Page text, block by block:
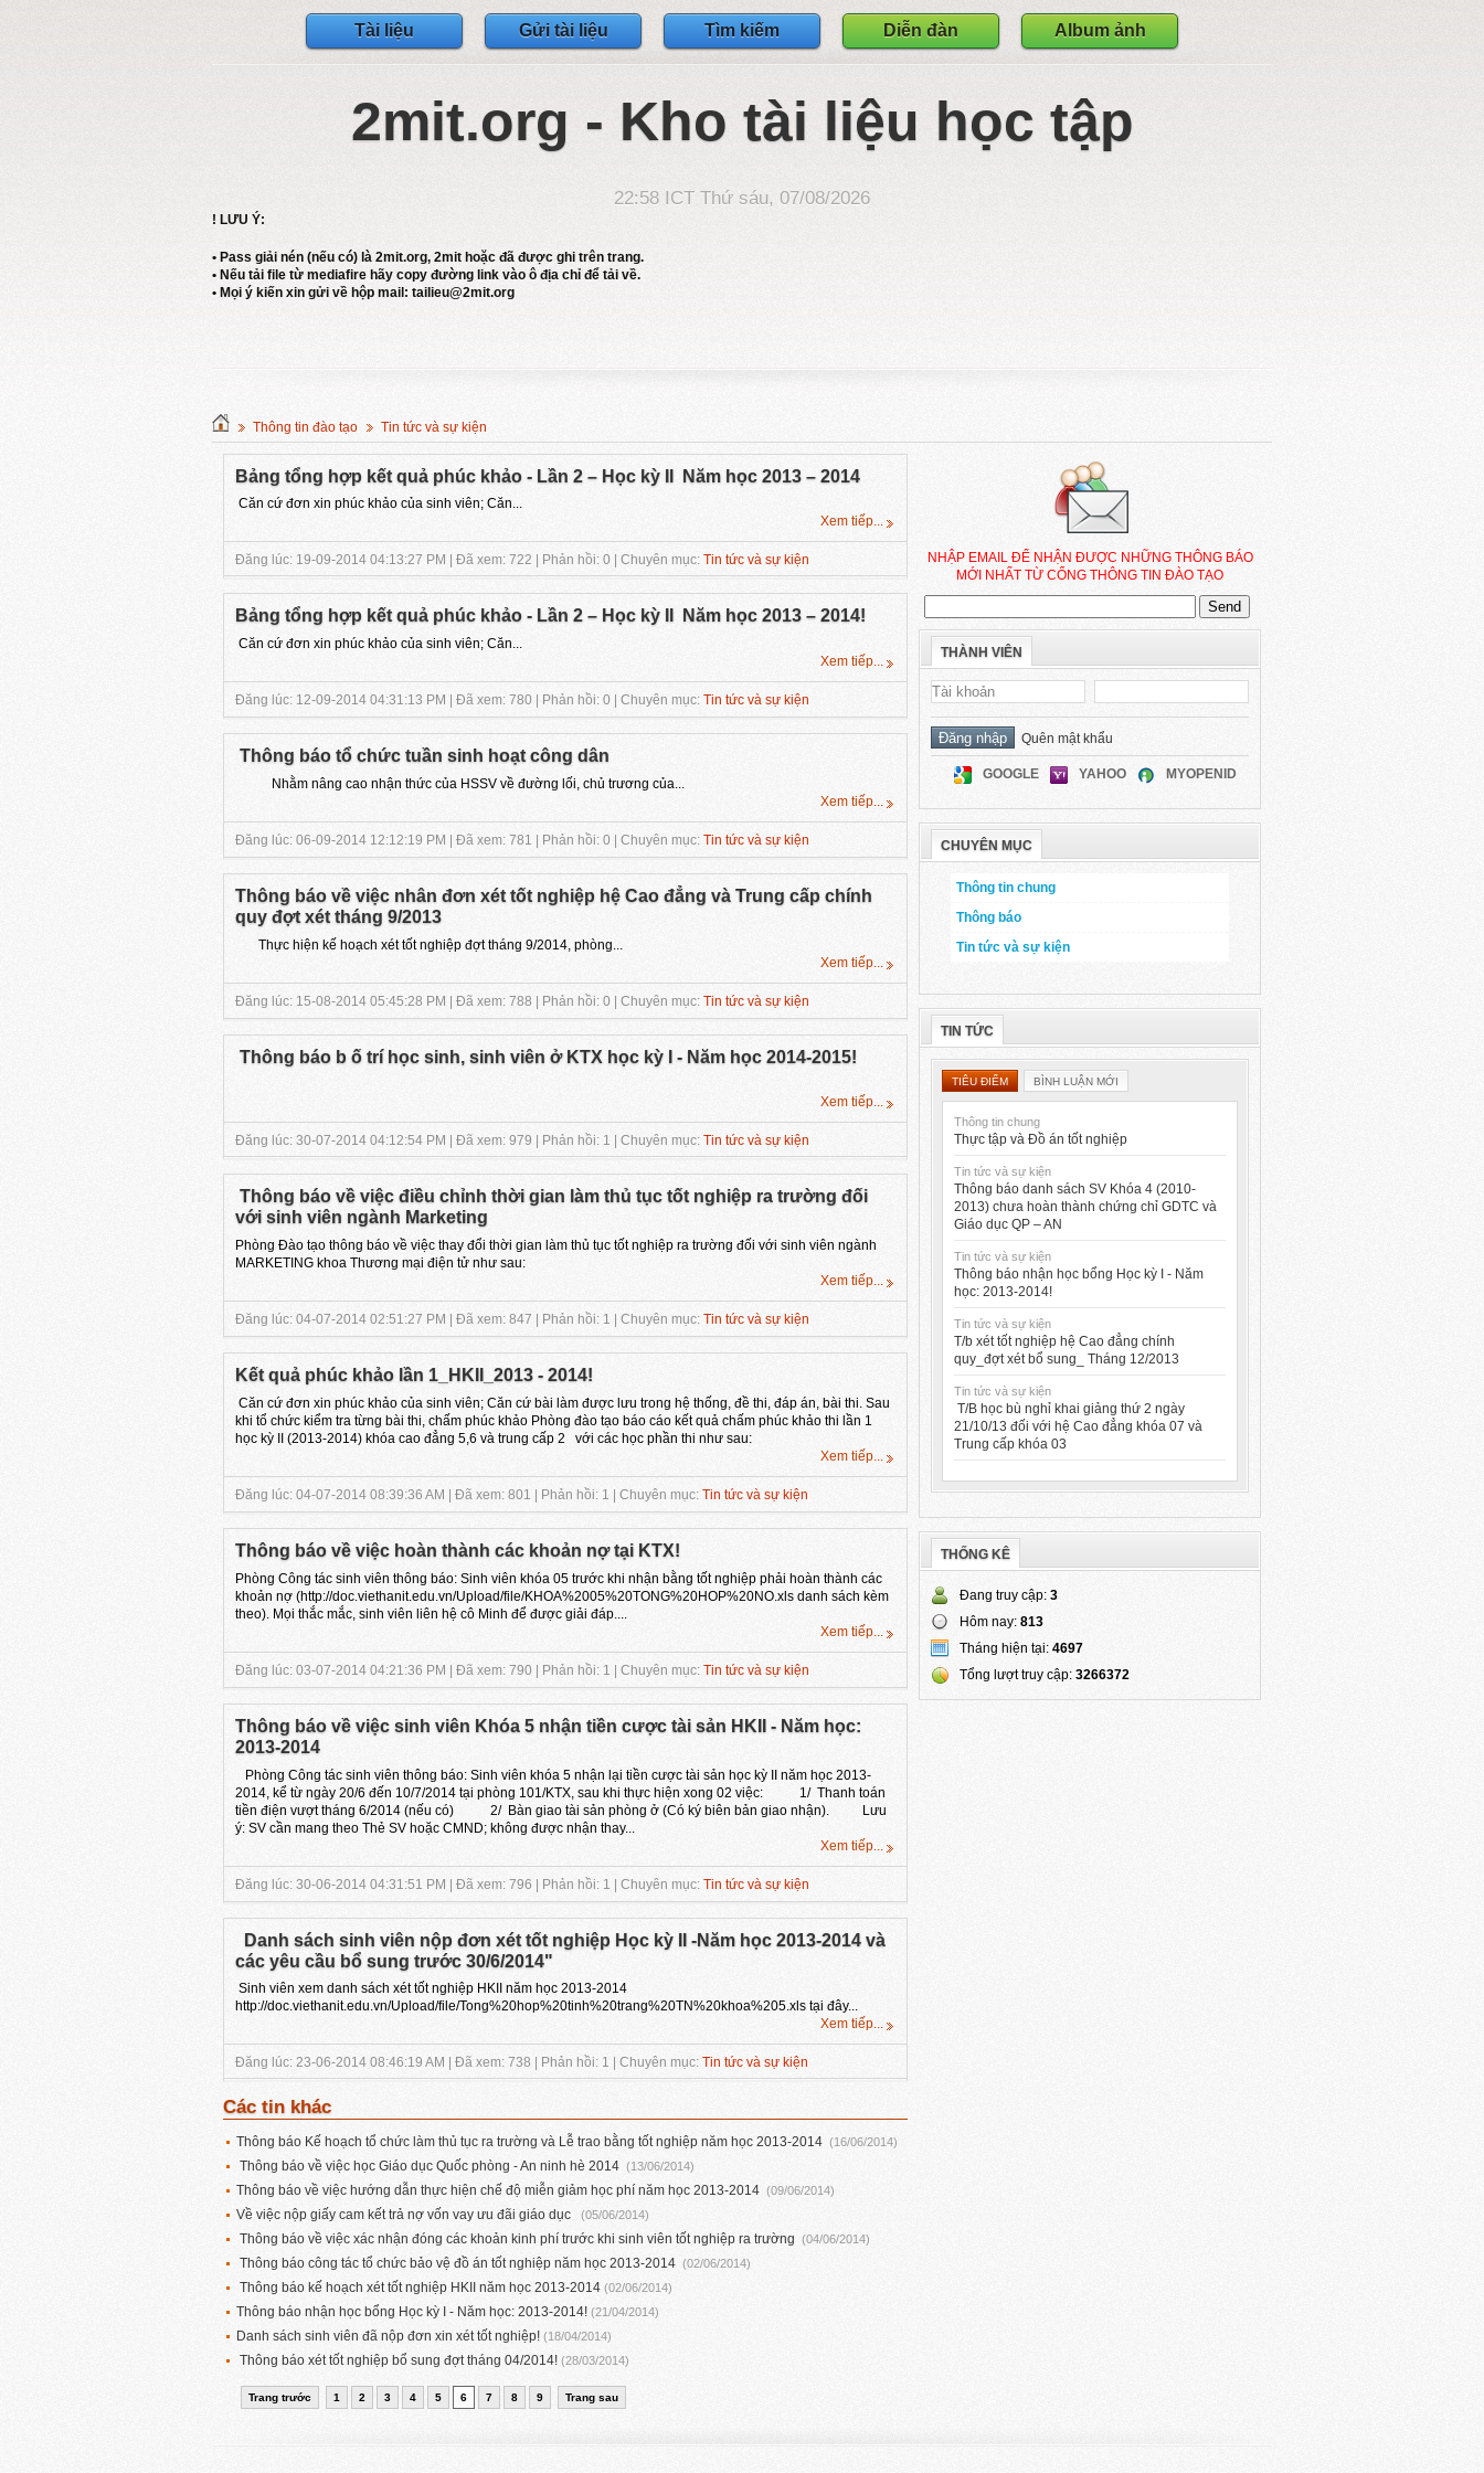
Tài liệu Gửi tài liệu Tìm kiếm Diễn đàn Album ảnh
2mit.org - Kho tài liệu học tập
22:58 ICT Thứ sáu, 07/08/2026
! LƯU Ý:
• Pass giải nén (nếu có) là 2mit.org, 2mit hoặc đã được ghi trên trang.
• Nếu tải file từ mediafire hãy copy đường link vào ô địa chỉ để tải về.
• Mọi ý kiến xin gửi về hộp mail: tailieu@2mit.org
Thông tin đào tạo Tin tức và sự kiện
Bảng tổng hợp kết quả phúc khảo - Lần 2 – Học kỳ II Năm học 2013 – 2014
Căn cứ đơn xin phúc khảo của sinh viên; Căn...
Xem tiếp...
Đăng lúc: 19-09-2014 04:13:27 PM | Đã xem: 722 | Phản hồi: 0 | Chuyên mục: Tin tức và sự kiện
Bảng tổng hợp kết quả phúc khảo - Lần 2 – Học kỳ II Năm học 2013 – 2014!
Căn cứ đơn xin phúc khảo của sinh viên; Căn...
Xem tiếp...
Đăng lúc: 12-09-2014 04:31:13 PM | Đã xem: 780 | Phản hồi: 0 | Chuyên mục: Tin tức và sự kiện
Thông báo tổ chức tuần sinh hoạt công dân
Nhằm nâng cao nhận thức của HSSV về đường lối, chủ trương của...
Xem tiếp...
Đăng lúc: 06-09-2014 12:12:19 PM | Đã xem: 781 | Phản hồi: 0 | Chuyên mục: Tin tức và sự kiện
Thông báo về việc nhân đơn xét tốt nghiệp hệ Cao đẳng và Trung cấp chính
quy đợt xét tháng 9/2013
Thực hiện kế hoạch xét tốt nghiệp đợt tháng 9/2014, phòng...
Xem tiếp...
Đăng lúc: 15-08-2014 05:45:28 PM | Đã xem: 788 | Phản hồi: 0 | Chuyên mục: Tin tức và sự kiện
Thông báo b ố trí học sinh, sinh viên ở KTX học kỳ I - Năm học 2014-2015!
Xem tiếp...
Đăng lúc: 30-07-2014 04:12:54 PM | Đã xem: 979 | Phản hồi: 1 | Chuyên mục: Tin tức và sự kiện
Thông báo về việc điều chỉnh thời gian làm thủ tục tốt nghiệp ra trường đối
với sinh viên ngành Marketing
Phòng Đào tạo thông báo về việc thay đổi thời gian làm thủ tục tốt nghiệp ra trường đối với sinh viên ngành
MARKETING khoa Thương mại điện tử như sau:
Xem tiếp...
Đăng lúc: 04-07-2014 02:51:27 PM | Đã xem: 847 | Phản hồi: 1 | Chuyên mục: Tin tức và sự kiện
Kết quả phúc khảo lần 1_HKII_2013 - 2014!
Căn cứ đơn xin phúc khảo của sinh viên; Căn cứ bài làm được lưu trong hệ thống, đề thi, đáp án, bài thi. Sau
khi tổ chức kiểm tra từng bài thi, chấm phúc khảo Phòng đào tạo báo cáo kết quả chấm phúc khảo thi lần 1
học kỳ II (2013-2014) khóa cao đẳng 5,6 và trung cấp 2 với các học phần thi như sau:
Xem tiếp...
Đăng lúc: 04-07-2014 08:39:36 AM | Đã xem: 801 | Phản hồi: 1 | Chuyên mục: Tin tức và sự kiện
Thông báo về việc hoàn thành các khoản nợ tại KTX!
Phòng Công tác sinh viên thông báo: Sinh viên khóa 05 trước khi nhận bằng tốt nghiệp phải hoàn thành các
khoản nợ (http://doc.viethanit.edu.vn/Upload/file/KHOA%2005%20TONG%20HOP%20NO.xls danh sách kèm
theo). Mọi thắc mắc, sinh viên liên hệ cô Minh để được giải đáp....
Xem tiếp...
Đăng lúc: 03-07-2014 04:21:36 PM | Đã xem: 790 | Phản hồi: 1 | Chuyên mục: Tin tức và sự kiện
Thông báo về việc sinh viên Khóa 5 nhận tiền cược tài sản HKII - Năm học:
2013-2014
Phòng Công tác sinh viên thông báo: Sinh viên khóa 5 nhận lại tiền cược tài sản học kỳ II năm học 2013-
2014, kể từ ngày 20/6 đến 10/7/2014 tại phòng 101/KTX, sau khi thực hiện xong 02 việc: 1/ Thanh toán
tiền điện vượt tháng 6/2014 (nếu có) 2/ Bàn giao tài sản phòng ở (Có ký biên bản giao nhận). Lưu
ý: SV cần mang theo Thẻ SV hoặc CMND; không được nhận thay...
Xem tiếp...
Đăng lúc: 30-06-2014 04:31:51 PM | Đã xem: 796 | Phản hồi: 1 | Chuyên mục: Tin tức và sự kiện
Danh sách sinh viên nộp đơn xét tốt nghiệp Học kỳ II -Năm học 2013-2014 và
các yêu cầu bổ sung trước 30/6/2014"
Sinh viên xem danh sách xét tốt nghiệp HKII năm học 2013-2014
http://doc.viethanit.edu.vn/Upload/file/Tong%20hop%20tinh%20trang%20TN%20khoa%205.xls tại đây...
Xem tiếp...
Đăng lúc: 23-06-2014 08:46:19 AM | Đã xem: 738 | Phản hồi: 1 | Chuyên mục: Tin tức và sự kiện
Các tin khác
Thông báo Kế hoạch tổ chức làm thủ tục ra trường và Lễ trao bằng tốt nghiệp năm học 2013-2014 (16/06/2014)
Thông báo về việc học Giáo dục Quốc phòng - An ninh hè 2014 (13/06/2014)
Thông báo về việc hướng dẫn thực hiện chế độ miễn giảm học phí năm học 2013-2014 (09/06/2014)
Về việc nộp giấy cam kết trả nợ vốn vay ưu đãi giáo dục (05/06/2014)
Thông báo về việc xác nhận đóng các khoản kinh phí trước khi sinh viên tốt nghiệp ra trường (04/06/2014)
Thông báo công tác tổ chức bảo vệ đồ án tốt nghiệp năm học 2013-2014 (02/06/2014)
Thông báo kế hoạch xét tốt nghiệp HKII năm học 2013-2014 (02/06/2014)
Thông báo nhận học bổng Học kỳ I - Năm học: 2013-2014! (21/04/2014)
Danh sách sinh viên đã nộp đơn xin xét tốt nghiệp! (18/04/2014)
Thông báo xét tốt nghiệp bổ sung đợt tháng 04/2014! (28/03/2014)
Trang trước 1 2 3 4 5 6 7 8 9 Trang sau
NHẬP EMAIL ĐỂ NHẬN ĐƯỢC NHỮNG THÔNG BÁO
MỚI NHẤT TỪ CỔNG THÔNG TIN ĐÀO TẠO
THÀNH VIÊN
Quên mật khẩu
GOOGLE YAHOO MYOPENID
CHUYÊN MỤC
Thông tin chung
Thông báo
Tin tức và sự kiện
TIN TỨC
TIÊU ĐIỂM BÌNH LUẬN MỚI
Thông tin chung
Thực tập và Đồ án tốt nghiệp
Tin tức và sự kiện
Thông báo danh sách SV Khóa 4 (2010-
2013) chưa hoàn thành chứng chỉ GDTC và
Giáo dục QP – AN
Tin tức và sự kiện
Thông báo nhận học bổng Học kỳ I - Năm
học: 2013-2014!
Tin tức và sự kiện
T/b xét tốt nghiệp hệ Cao đẳng chính
quy_đợt xét bổ sung_ Tháng 12/2013
Tin tức và sự kiện
T/B học bù nghỉ khai giảng thứ 2 ngày
21/10/13 đối với hệ Cao đẳng khóa 07 và
Trung cấp khóa 03
THỐNG KÊ
Đang truy cập: 3
Hôm nay: 813
Tháng hiện tại: 4697
Tổng lượt truy cập: 3266372